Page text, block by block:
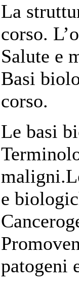
La
corso.
Salute e
Basi
corso.
Le basi
e
patogeni